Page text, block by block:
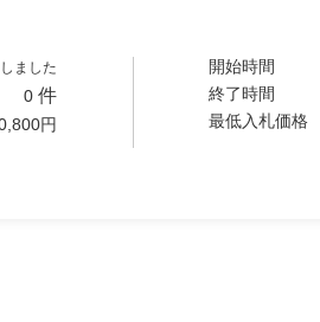
ました
0 件
円
開始時間
終了時間
最低入札価格